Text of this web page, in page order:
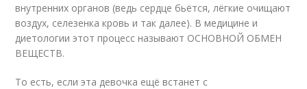
внутренних органов (ведь сердце бьётся, лёгкие очищают
воздух, селезенка кровь и так далее). В медицине и
диетологии этот процесс называют ОСНОВНОЙ ОБМЕН
ВЕЩЕСТВ.⠀
То есть, если эта девочка ещё встанет с